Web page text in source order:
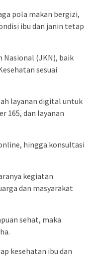
pola makan bergizi,
ibu dan janin tetap
Nasional (JKN), baik
sesuai
layanan digital untuk
165, dan layanan
hingga konsultasi
kegiatan
dan masyarakat
sehat, maka
kesehatan ibu dan